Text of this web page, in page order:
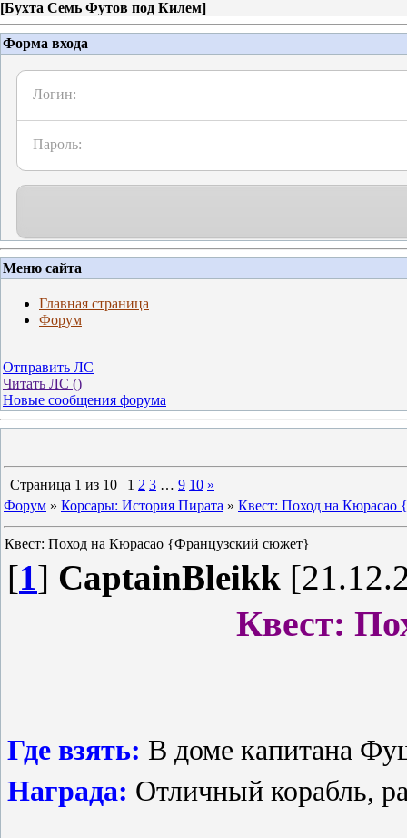
[Бухта Семь Футов под Килем]
Форма входа
Логин:
Пароль:
Меню сайта
Главная страница
Форум
Отправить ЛС
Читать ЛС ()
Новые сообщения форума
Страница 1 из 10 1 2 3 … 9 10 »
Форум » Корсары: История Пирата » Квест: Поход на
Квест: Поход на Кюрасао {Французский сюжет}
[1] CaptainBleikk
Квест:
Где взять: В доме капитана
Награда: Отличный корабль,